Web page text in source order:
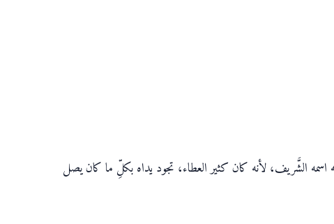
اسمه الشَّريف، لأنه كان كثير العطاء، تجود يداه بكلِّ ما كان يصل